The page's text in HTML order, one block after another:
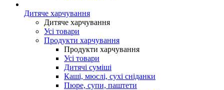
Дитяче харчування
Дитяче харчування
Усі товари
Продукти харчування
Продукти харчування
Усі товари
Дитячі суміші
Каші, мюслі, сухі сніданки
Пюре, супи, паштети